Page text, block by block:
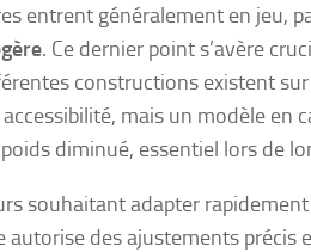
entrent généralement en jeu,
. Ce dernier point s’avère
constructions existent sur
mais un modèle en
diminué, essentiel lors de
souhaitant adapter
des ajustements précis